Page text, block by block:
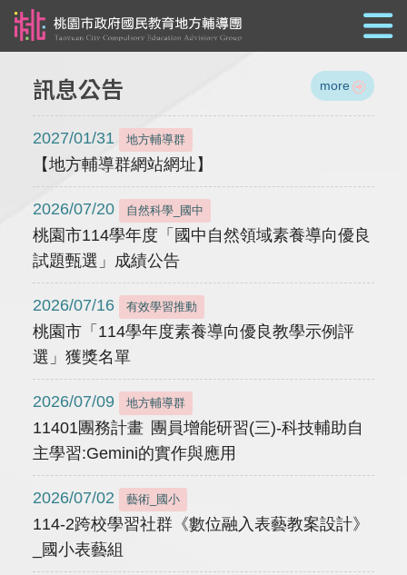
訊息公告 more
2027/01/31 地方輔導群
【地方輔導群網站網址】
2026/07/20 自然科學_國中
桃園市114學年度「國中自然領域素養導向優良
試題甄選」成績公告
2026/07/16 有效學習推動
桃園市「114學年度素養導向優良教學示例評
選」獲獎名單
2026/07/09 地方輔導群
11401團務計畫 團員增能研習(三)-科技輔助自
主學習:Gemini的實作與應用
2026/07/02 藝術_國小
114-2跨校學習社群《數位融入表藝教案設計》
_國小表藝組